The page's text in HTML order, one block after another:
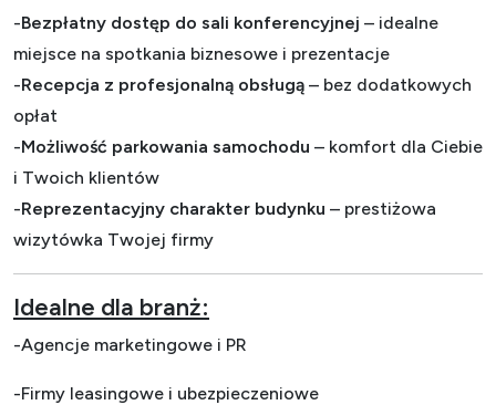
-Bezpłatny dostęp do sali konferencyjnej – idealne
miejsce na spotkania biznesowe i prezentacje
-Recepcja z profesjonalną obsługą – bez dodatkowych
opłat
-Możliwość parkowania samochodu – komfort dla Ciebie
i Twoich klientów
-Reprezentacyjny charakter budynku – prestiżowa
wizytówka Twojej firmy
Idealne dla branż:
-Agencje marketingowe i PR
-Firmy leasingowe i ubezpieczeniowe